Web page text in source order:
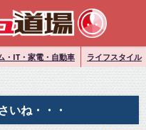
・IT・家電・自動車 ライフスタイル
いね・・・